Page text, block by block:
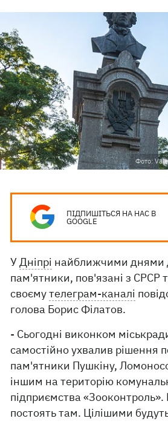
Фото:
ПІДПИШІТЬСЯ НА НАС В
GOOGLE
УДніпрі найближчими днями
пам'ятники, пов'язані з СРСР
своємутелеграм-каналі
голова Борис Філатов.
- Сьогодні виконком
самостійно ухвалив рішення
пам'ятники Пушкіну,
іншим на територію
підприємства
постоять там. Цілішими